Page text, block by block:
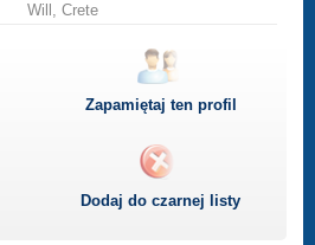
Will, Crete
Zapamiętaj ten profil
Dodaj do czarnej listy